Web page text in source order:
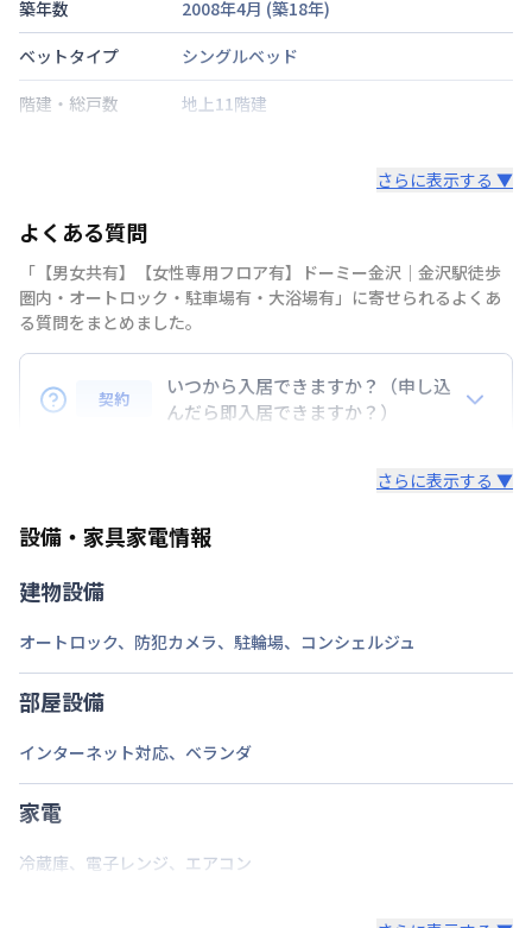
築年数 2008年4月 (築18年)
ベットタイプ
シングルベッド
階建・総戸数
地上11階建
禁煙・喫煙
交通
北陸本線 金沢駅徒歩 7 分
駐車場
あり(空き要確認)
さらに表示する ▼
よくある質問
「【男女共有】【女性専用フロア有】ドーミー金沢｜金沢駅徒歩
圏内・オートロック・駐車場有・大浴場有」に寄せられるよくあ
る質問をまとめました。
契約
いつから入居できますか？（申し込
んだら即入居できますか？）
さらに表示する ▼
設備・家具家電情報
建物設備
オートロック、 防犯カメラ、 駐輪場、 コンシェルジュ
部屋設備
インターネット対応、 ベランダ
家電
冷蔵庫、 電子レンジ、 エアコン